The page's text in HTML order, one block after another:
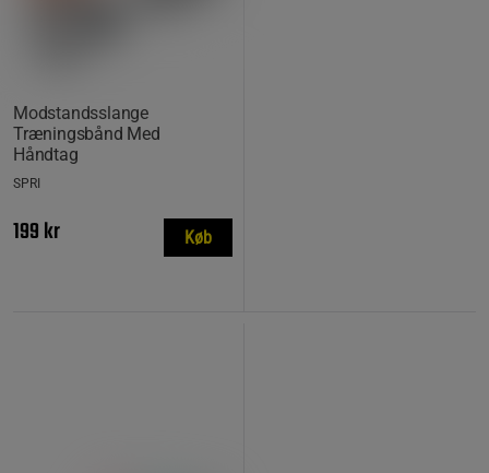
Modstandsslange
Træningsbånd Med
Håndtag
SPRI
199 kr Køb